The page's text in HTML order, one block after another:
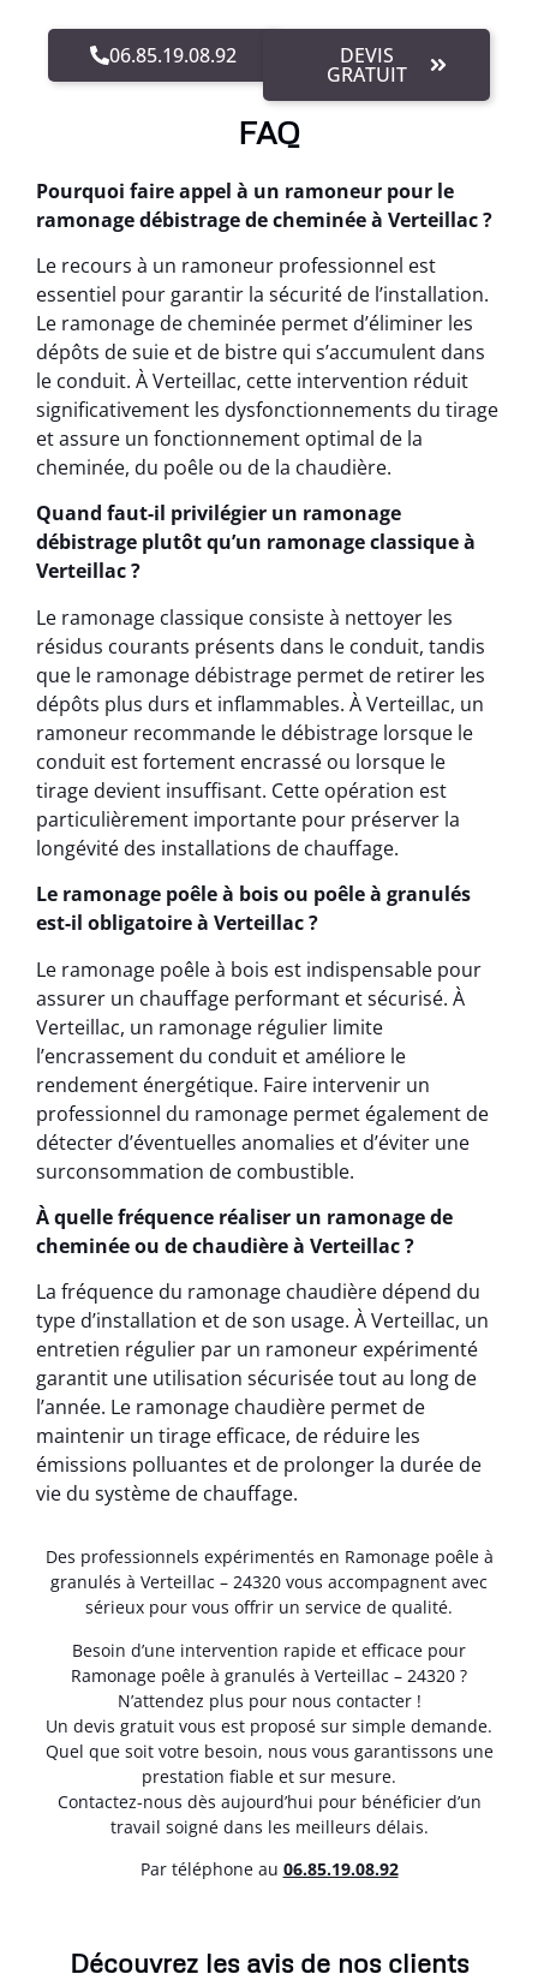
06.85.19.08.92 DEVIS
GRATUIT
FAQ
Pourquoi faire appel à un ramoneur pour le
ramonage débistrage de cheminée à Verteillac ?
Le recours à un ramoneur professionnel est
essentiel pour garantir la sécurité de l’installation.
Le ramonage de cheminée permet d’éliminer les
dépôts de suie et de bistre qui s’accumulent dans
le conduit. À Verteillac, cette intervention réduit
significativement les dysfonctionnements du tirage
et assure un fonctionnement optimal de la
cheminée, du poêle ou de la chaudière.
Quand faut-il privilégier un ramonage
débistrage plutôt qu’un ramonage classique à
Verteillac ?
Le ramonage classique consiste à nettoyer les
résidus courants présents dans le conduit, tandis
que le ramonage débistrage permet de retirer les
dépôts plus durs et inflammables. À Verteillac, un
ramoneur recommande le débistrage lorsque le
conduit est fortement encrassé ou lorsque le
tirage devient insuffisant. Cette opération est
particulièrement importante pour préserver la
longévité des installations de chauffage.
Le ramonage poêle à bois ou poêle à granulés
est-il obligatoire à Verteillac ?
Le ramonage poêle à bois est indispensable pour
assurer un chauffage performant et sécurisé. À
Verteillac, un ramonage régulier limite
l’encrassement du conduit et améliore le
rendement énergétique. Faire intervenir un
professionnel du ramonage permet également de
détecter d’éventuelles anomalies et d’éviter une
surconsommation de combustible.
À quelle fréquence réaliser un ramonage de
cheminée ou de chaudière à Verteillac ?
La fréquence du ramonage chaudière dépend du
type d’installation et de son usage. À Verteillac, un
entretien régulier par un ramoneur expérimenté
garantit une utilisation sécurisée tout au long de
l’année. Le ramonage chaudière permet de
maintenir un tirage efficace, de réduire les
émissions polluantes et de prolonger la durée de
vie du système de chauffage.
Des professionnels expérimentés en Ramonage poêle à
granulés à Verteillac – 24320 vous accompagnent avec
sérieux pour vous offrir un service de qualité.
Besoin d’une intervention rapide et efficace pour
Ramonage poêle à granulés à Verteillac – 24320 ?
N’attendez plus pour nous contacter !
Un devis gratuit vous est proposé sur simple demande.
Quel que soit votre besoin, nous vous garantissons une
prestation fiable et sur mesure.
Contactez-nous dès aujourd’hui pour bénéficier d’un
travail soigné dans les meilleurs délais.
Par téléphone au 06.85.19.08.92
Découvrez les avis de nos clients